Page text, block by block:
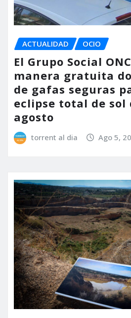
ACTUALIDAD OCIO
El Grupo Social
manera gratuita
de gafas seguras
eclipse total de sol
agosto
torrent al dia Ago 5,